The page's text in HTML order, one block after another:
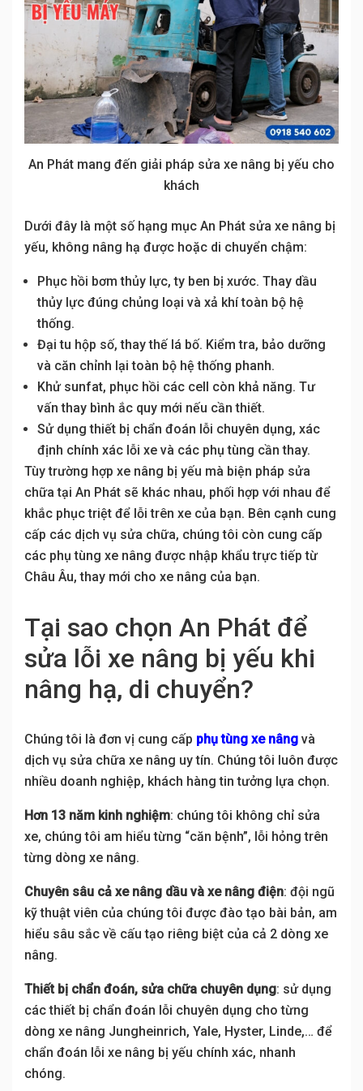
An Phát mang đến giải pháp sửa xe nâng bị yếu cho
khách
Dưới đây là một số hạng mục An Phát sửa xe nâng bị
yếu, không nâng hạ được hoặc di chuyển chậm:
Phục hồi bơm thủy lực, ty ben bị xước. Thay dầu
thủy lực đúng chủng loại và xả khí toàn bộ hệ
thống.
Đại tu hộp số, thay thế lá bố. Kiểm tra, bảo dưỡng
và căn chỉnh lại toàn bộ hệ thống phanh.
Khử sunfat, phục hồi các cell còn khả năng. Tư
vấn thay bình ắc quy mới nếu cần thiết.
Sử dụng thiết bị chẩn đoán lỗi chuyên dụng, xác
định chính xác lỗi xe và các phụ tùng cần thay.
Tùy trường hợp xe nâng bị yếu mà biện pháp sửa
chữa tại An Phát sẽ khác nhau, phối hợp với nhau để
khắc phục triệt để lỗi trên xe của bạn. Bên cạnh cung
cấp các dịch vụ sửa chữa, chúng tôi còn cung cấp
các phụ tùng xe nâng được nhập khẩu trực tiếp từ
Châu Âu, thay mới cho xe nâng của bạn.
Tại sao chọn An Phát để
sửa lỗi xe nâng bị yếu khi
nâng hạ, di chuyển?
Chúng tôi là đơn vị cung cấp phụ tùng xe nâng và
dịch vụ sửa chữa xe nâng uy tín. Chúng tôi luôn được
nhiều doanh nghiệp, khách hàng tin tưởng lựa chọn.
Hơn 13 năm kinh nghiệm: chúng tôi không chỉ sửa
xe, chúng tôi am hiểu từng “căn bệnh”, lỗi hỏng trên
từng dòng xe nâng.
Chuyên sâu cả xe nâng dầu và xe nâng điện: đội ngũ
kỹ thuật viên của chúng tôi được đào tạo bài bản, am
hiểu sâu sắc về cấu tạo riêng biệt của cả 2 dòng xe
nâng.
Thiết bị chẩn đoán, sửa chữa chuyên dụng: sử dụng
các thiết bị chẩn đoán lỗi chuyên dụng cho từng
dòng xe nâng Jungheinrich, Yale, Hyster, Linde,… để
chẩn đoán lỗi xe nâng bị yếu chính xác, nhanh
chóng.